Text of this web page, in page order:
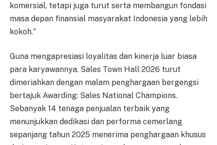
komersial, tetapi juga turut serta membangun fondasi
masa depan finansial masyarakat Indonesia yang lebih
kokoh."
Guna mengapresiasi loyalitas dan kinerja luar biasa
para karyawannya, Sales Town Hall 2026 turut
dimeriahkan dengan malam penghargaan bergengsi
bertajuk Awarding: Sales National Champions.
Sebanyak 14 tenaga penjualan terbaik yang
menunjukkan dedikasi dan performa cemerlang
sepanjang tahun 2025 menerima penghargaan khusus